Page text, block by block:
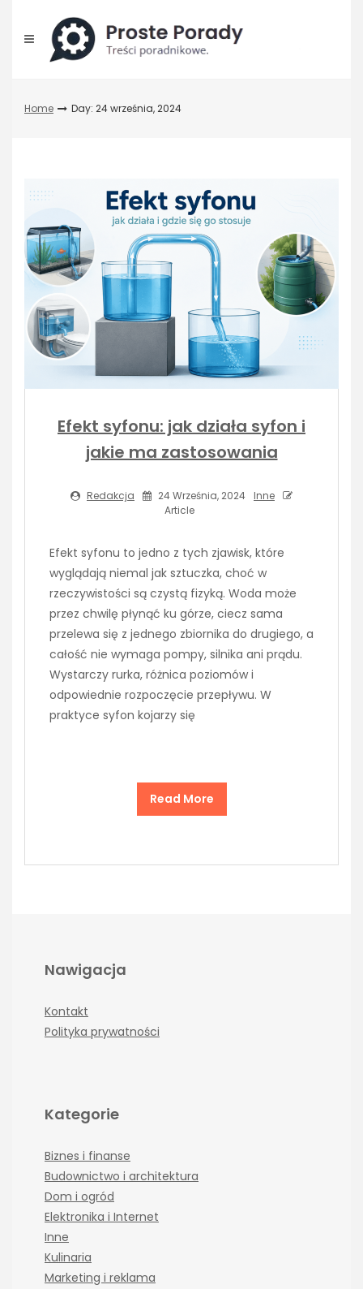
content
Home Day: 24 września, 2024
Efekt syfonu: jak działa syfon i
jakie ma zastosowania
Redakcja 24 Września, 2024
Inne
Article
Efekt syfonu to jedno z tych zjawisk, które
wyglądają niemal jak sztuczka, choć w
rzeczywistości są czystą fizyką. Woda może
przez chwilę płynąć ku górze, ciecz sama
przelewa się z jednego zbiornika do drugiego, a
całość nie wymaga pompy, silnika ani prądu.
Wystarczy rurka, różnica poziomów i
odpowiednie rozpoczęcie przepływu. W
praktyce syfon kojarzy się
Read More
Nawigacja
Kontakt
Polityka prywatności
Kategorie
Biznes i finanse
Budownictwo i architektura
Dom i ogród
Elektronika i Internet
Inne
Kulinaria
Marketing i reklama